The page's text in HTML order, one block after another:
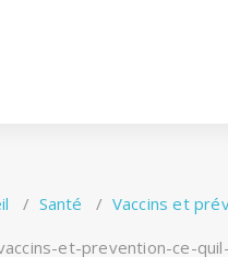
/ Santé / Vaccins et
et-prevention-ce-